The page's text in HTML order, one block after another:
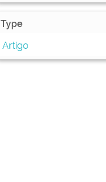
Type
Artigo